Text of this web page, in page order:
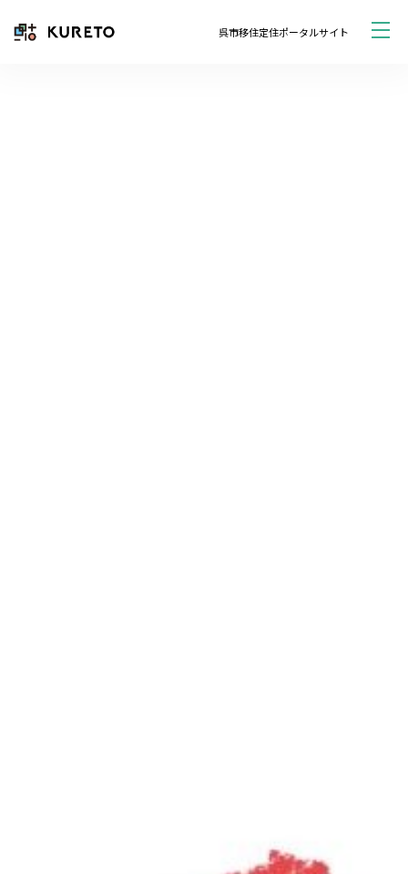
呉市移住定住ポータルサイト